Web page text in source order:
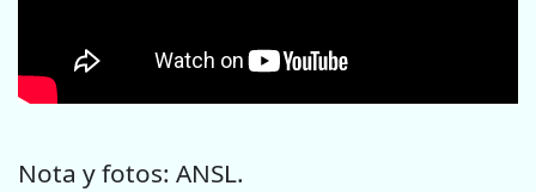
Nota y fotos: ANSL.